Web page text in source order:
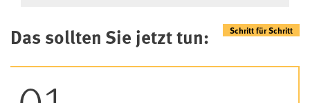
Das sollten Sie jetzt tun: